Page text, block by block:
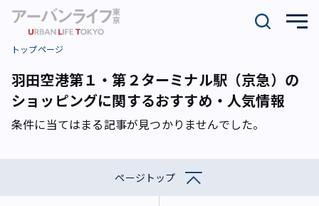
トップページ
羽田空港第１・第２ターミナル駅（京急）の
ショッピングに関するおすすめ・人気情報
条件に当てはまる記事が見つかりませんでした。
ページトップ